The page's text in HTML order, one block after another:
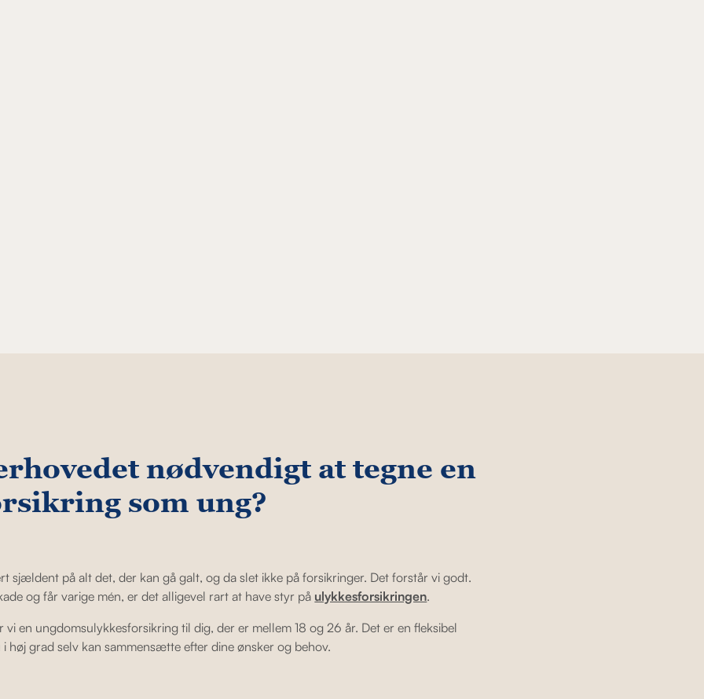
nødvendigt at tegne en
som ung?
sjældent på alt det, der kan gå galt, og da slet ikke på forsikringer. Det forstår vi godt.
og får varige mén, er det alligevel rart at have styr på ulykkesforsikringen.
vi en ungdomsulykkesforsikring til dig, der er mellem 18 og 26 år. Det er en fleksibel
høj grad selv kan sammensætte efter dine ønsker og behov.